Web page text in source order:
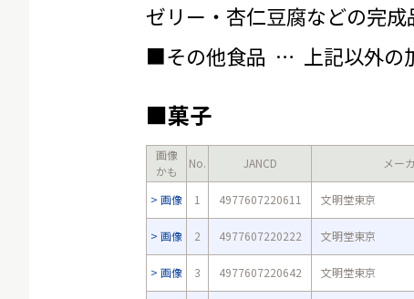
ゼリー・杏仁豆腐などの完
■その他食品 … 上記以外の
■菓子
画像
かも
No. JANCD メー
画像 1 4977607220611 文明堂東京
画像 2 4977607220222 文明堂東京
画像 3 4977607220642 文明堂東京